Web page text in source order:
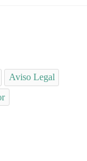
Aviso Legal